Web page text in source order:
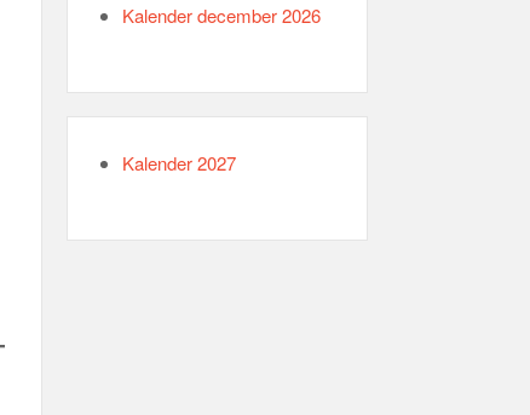
Kalender december 2026
Kalender 2027